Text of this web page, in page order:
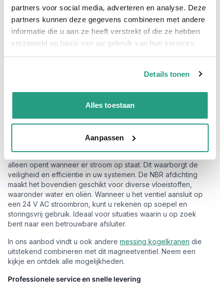
partners voor social media, adverteren en analyse. Deze
partners kunnen deze gegevens combineren met andere
informatie die u aan ze heeft verstrekt of die ze hebben
verzameld op basis van uw gebruik van hun services.
Details tonen
Alles toestaan
Aanpassen
Magneetventiel 2/2 weg messing
NC NBR 24 V AC: uw betrouwbare
afsluitoplossing
U zoekt een oplossing die zorgt voor een nauwkeurige en
magneetventiel 2/2 weg
betrouwbaarheid in allerlei omstandigheden.
Wat maakt dit magneetventiel bijzonder?
met een normaal gesloten mechanisme, wat betekent dat het
alleen opent wanneer er stroom op staat. Dit waarborgt de
veiligheid en efficiëntie in uw systemen. De NBR afdichting
maakt het bovendien geschikt voor diverse vloeistoffen,
waaronder water en oliën. Wanneer u het ventiel aansluit op
een 24 V AC stroombron, kunt u rekenen op soepel en
storingsvrij gebruik. Ideaal voor situaties waarin u op zoek
bent naar een betrouwbare afsluiter.
In ons aanbod vindt u ook andere messing kogelkranen die
uitstekend combineren met dit magneetventiel. Neem een
kijkje en ontdek alle mogelijkheden.
Professionele service en snelle levering